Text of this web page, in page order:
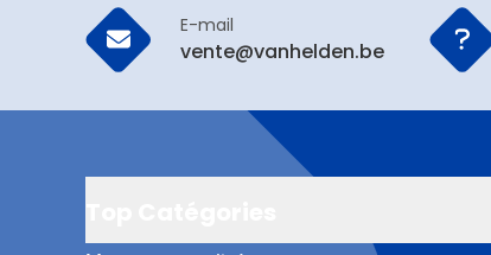
E-mail
vente@vanhelden.be